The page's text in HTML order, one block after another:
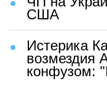
США
Истерика
возмездия
конфузом: